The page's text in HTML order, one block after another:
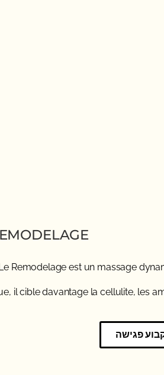
?
Remodelage est un massage
il cible davantage la cellulite, les
פגישה